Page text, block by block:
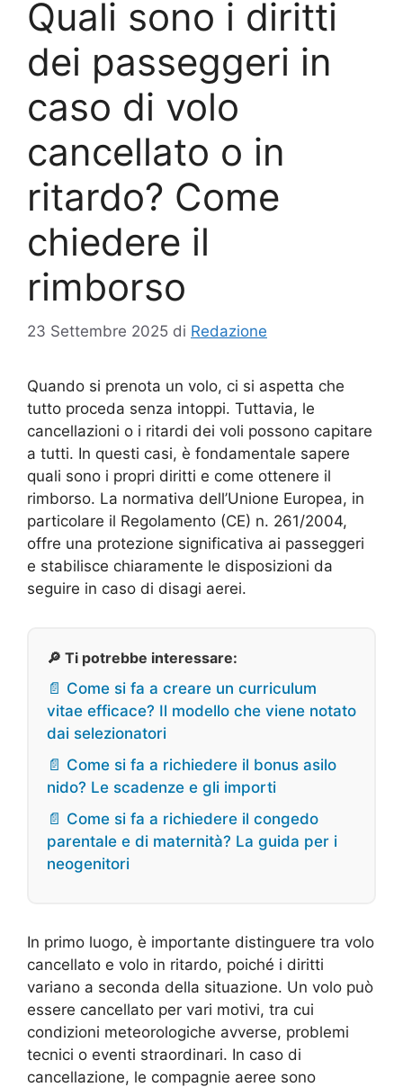
Quali sono i diritti
dei passeggeri in
caso di volo
cancellato o in
ritardo? Come
chiedere il
rimborso
23 Settembre 2025 di Redazione
Quando si prenota un volo, ci si aspetta che
tutto proceda senza intoppi. Tuttavia, le
cancellazioni o i ritardi dei voli possono capitare
a tutti. In questi casi, è fondamentale sapere
quali sono i propri diritti e come ottenere il
rimborso. La normativa dell’Unione Europea, in
particolare il Regolamento (CE) n. 261/2004,
offre una protezione significativa ai passeggeri
e stabilisce chiaramente le disposizioni da
seguire in caso di disagi aerei.
🔎 Ti potrebbe interessare:
📄 Come si fa a creare un curriculum
vitae efficace? Il modello che viene notato
dai selezionatori
📄 Come si fa a richiedere il bonus asilo
nido? Le scadenze e gli importi
📄 Come si fa a richiedere il congedo
parentale e di maternità? La guida per i
neogenitori
In primo luogo, è importante distinguere tra volo
cancellato e volo in ritardo, poiché i diritti
variano a seconda della situazione. Un volo può
essere cancellato per vari motivi, tra cui
condizioni meteorologiche avverse, problemi
tecnici o eventi straordinari. In caso di
cancellazione, le compagnie aeree sono